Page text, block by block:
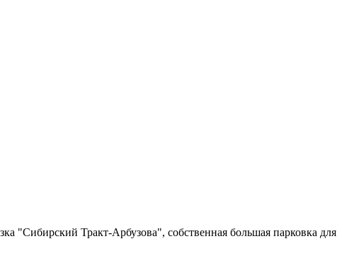
"Сибирский Тракт-Арбузова", собственная большая парковка для